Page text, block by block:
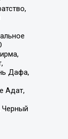
Дафа,
Адат,
Черный